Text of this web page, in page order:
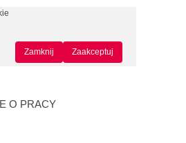
Zaakceptuj
Zamknij
O PRACY